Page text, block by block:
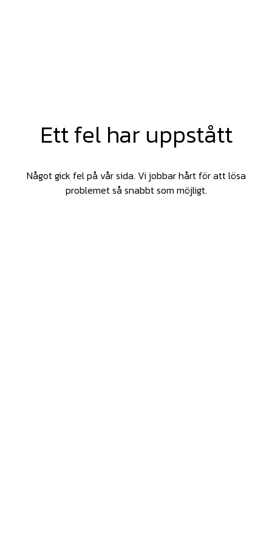
Ett fel har uppstått
Något gick fel på vår sida. Vi jobbar hårt för att lösa
problemet så snabbt som möjligt.